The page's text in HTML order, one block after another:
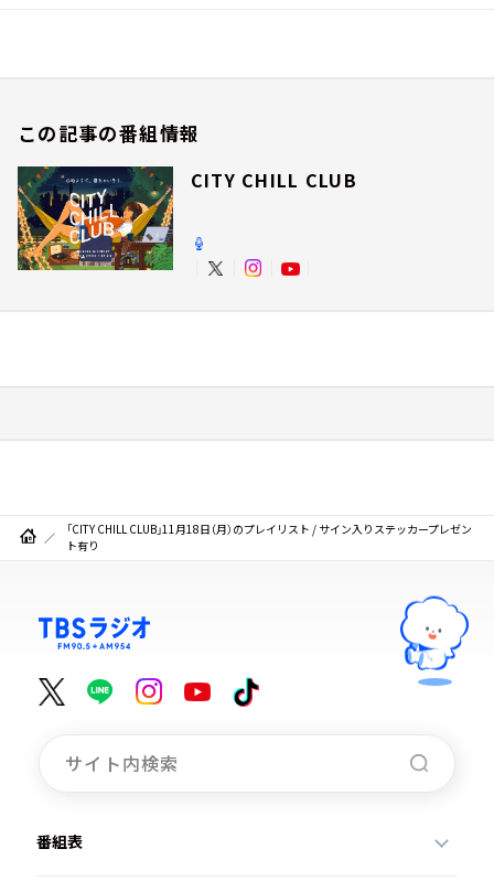
この記事の番組情報
CITY CHILL CLUB
「CITY CHILL CLUB」11月18日（月）のプレイリスト / サイン入りステッカープレゼン
ト有り
番組表